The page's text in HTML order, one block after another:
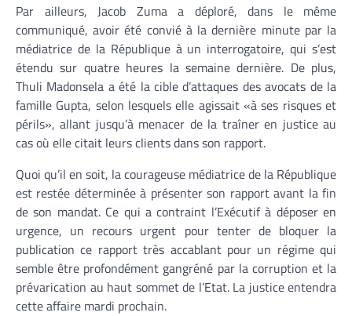
Par ailleurs, Jacob Zuma a déploré, dans le même
communiqué, avoir été convié à la dernière minute par la
médiatrice de la République à un interrogatoire, qui s’est
étendu sur quatre heures la semaine dernière. De plus,
Thuli Madonsela a été la cible d’attaques des avocats de la
famille Gupta, selon lesquels elle agissait «à ses risques et
périls», allant jusqu’à menacer de la traîner en justice au
cas où elle citait leurs clients dans son rapport.
Quoi qu’il en soit, la courageuse médiatrice de la République
est restée déterminée à présenter son rapport avant la fin
de son mandat. Ce qui a contraint l’Exécutif à déposer en
urgence, un recours urgent pour tenter de bloquer la
publication ce rapport très accablant pour un régime qui
semble être profondément gangréné par la corruption et la
prévarication au haut sommet de l’Etat. La justice entendra
cette affaire mardi prochain.